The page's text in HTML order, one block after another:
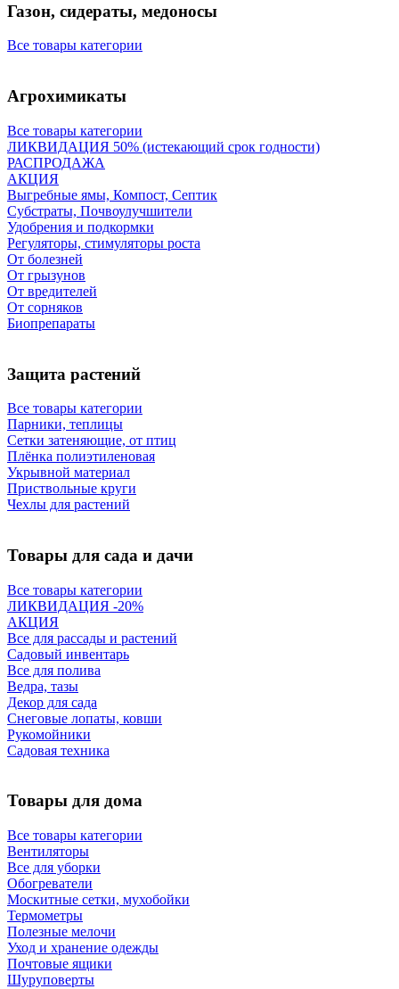
Газон, сидераты, медоносы
Все товары категории
Агрохимикаты
Все товары категории
ЛИКВИДАЦИЯ 50% (истекающий срок годности)
РАСПРОДАЖА
АКЦИЯ
Выгребные ямы, Компост, Септик
Субстраты, Почвоулучшители
Удобрения и подкормки
Регуляторы, стимуляторы роста
От болезней
От грызунов
От вредителей
От сорняков
Биопрепараты
Защита растений
Все товары категории
Парники, теплицы
Сетки затеняющие, от птиц
Плёнка полиэтиленовая
Укрывной материал
Приствольные круги
Чехлы для растений
Товары для сада и дачи
Все товары категории
ЛИКВИДАЦИЯ -20%
АКЦИЯ
Все для рассады и растений
Садовый инвентарь
Все для полива
Ведра, тазы
Декор для сада
Снеговые лопаты, ковши
Рукомойники
Садовая техника
Товары для дома
Все товары категории
Вентиляторы
Все для уборки
Обогреватели
Москитные сетки, мухобойки
Термометры
Полезные мелочи
Уход и хранение одежды
Почтовые ящики
Шуруповерты